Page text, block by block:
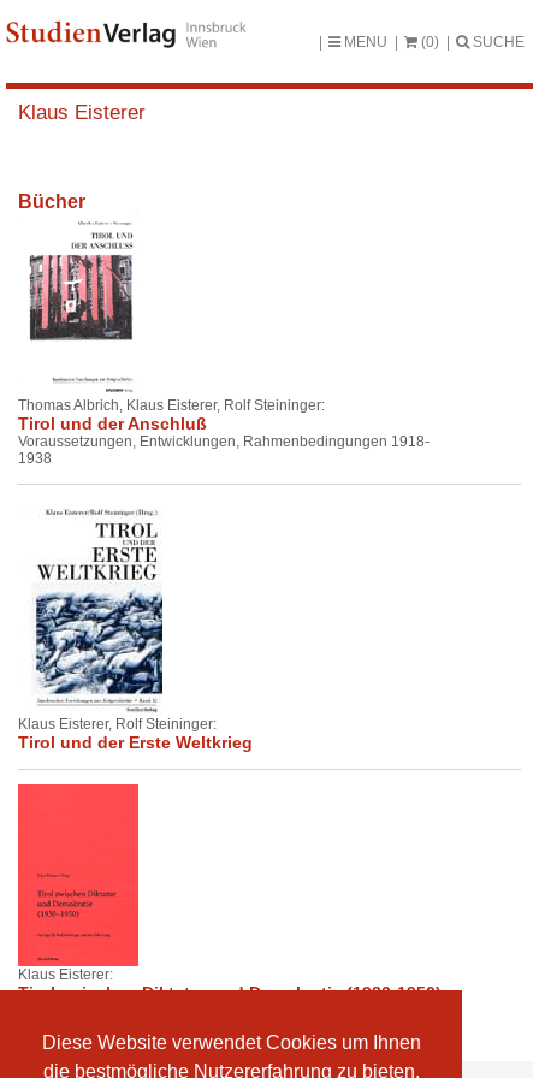
Diese Website verwendet Cookies um Ihnen
die bestmögliche Nutzererfahrung zu bieten.
MENU (0) SUCHE
Klaus Eisterer
Bücher
Thomas Albrich, Klaus Eisterer, Rolf Steininger:
Tirol und der Anschluß
Voraussetzungen, Entwicklungen, Rahmenbedingungen 1918-
1938
Klaus Eisterer, Rolf Steininger:
Tirol und der Erste Weltkrieg
Klaus Eisterer:
Tirol zwischen Diktatur und Demokratie (1930-1950)